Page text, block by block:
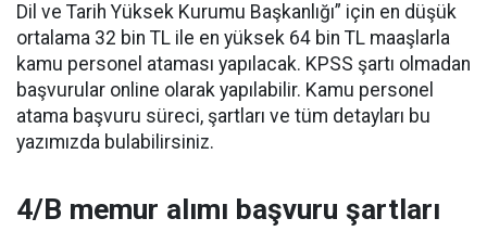
Dil ve Tarih Yüksek Kurumu Başkanlığı” için en düşük
ortalama 32 bin TL ile en yüksek 64 bin TL maaşlarla
kamu personel ataması yapılacak. KPSS şartı olmadan
başvurular online olarak yapılabilir. Kamu personel
atama başvuru süreci, şartları ve tüm detayları bu
yazımızda bulabilirsiniz.
4/B memur alımı başvuru şartları